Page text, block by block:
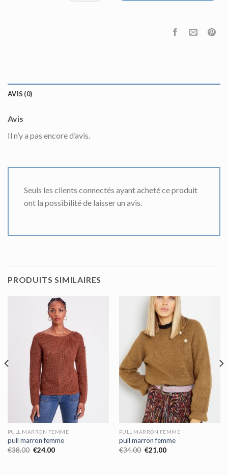
AVIS (0)
Avis
Il n’y a pas encore d’avis.
Seuls les clients connectés ayant acheté ce produit
ont la possibilité de laisser un avis.
PRODUITS SIMILAIRES
PULL MARRON FEMME
pull marron femme
€38.00 €24.00
PULL MARRON FEMME
pull marron femme
€34.00 €21.00